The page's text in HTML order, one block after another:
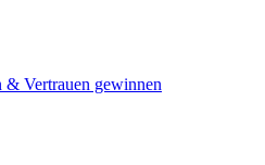
& Vertrauen gewinnen